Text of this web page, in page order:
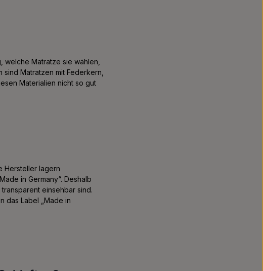
Matratze sie wählen,
Matratzen mit Federkern,
Materialien nicht so gut
Hersteller lagern
in Germany“. Deshalb
einsehbar sind.
das Label „Made in